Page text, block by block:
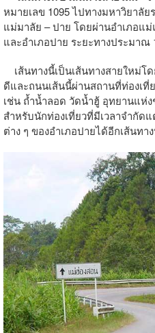
หมายเลข 1095 ไปทางมหาวิยาลั
แม่มาลัย – ปาย โดยผ่านอำเภอแ
และอำเภอปาย ระยะทางประมาณ
เส้นทางนี้เป็นเส้นทางสายใหม่โ
ดีและถนนเส้นนี้ผ่านสถานที่ท่องเ
เช่น ถ้ำน้ำลอด วัดน้ำฮู้ อุทยานแห่
สำหรับนักท่องเที่ยวที่มีเวลาจำกัด
ต่าง ๆ ของอำเภอปายได้อีกเส้นทา